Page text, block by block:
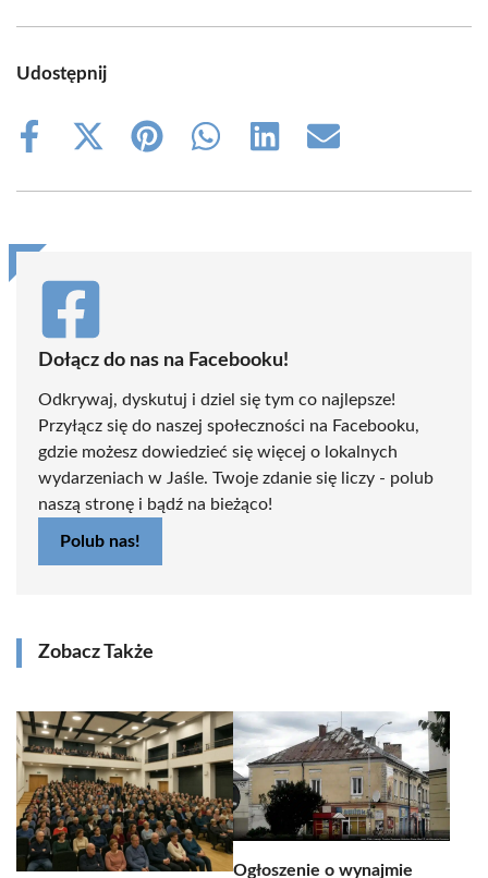
Udostępnij
Share
Share
(Twitter)
Share
Share
Share
Share
Dołącz do nas na Facebooku!
Odkrywaj, dyskutuj i dziel się tym co najlepsze!
Przyłącz się do naszej społeczności na Facebooku,
gdzie możesz dowiedzieć się więcej o lokalnych
wydarzeniach w Jaśle. Twoje zdanie się liczy - polub
naszą stronę i bądź na bieżąco!
Polub nas!
Zobacz Także
Ogłoszenie o wynajmie